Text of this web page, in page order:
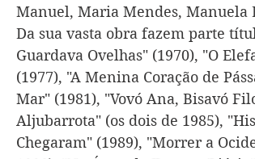
Manuel, Maria Mendes, Manuela
Da sua vasta obra fazem parte
Guardava Ovelhas" (1970), "O
(1977), "A Menina Coração de
Mar" (1981), "Vovó Ana, Bisavó
Aljubarrota" (os dois de 1985),
Chegaram" (1989), "Morrer a